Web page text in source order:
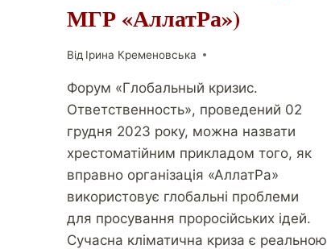
МГР «АллатРа»)
Від Ірина Кременовська
Форум «Глобальный кризис.
Ответственность», проведений 02
грудня 2023 року, можна назвати
хрестоматійним прикладом того, як
вправно організація «АллатРа»
використовує глобальні проблеми
для просування проросійських ідей.
Сучасна кліматична криза є реальною